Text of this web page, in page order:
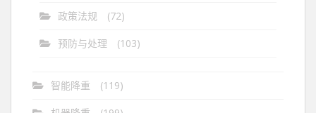
政策法规 (72)
预防与处理 (103)
智能降重 (119)